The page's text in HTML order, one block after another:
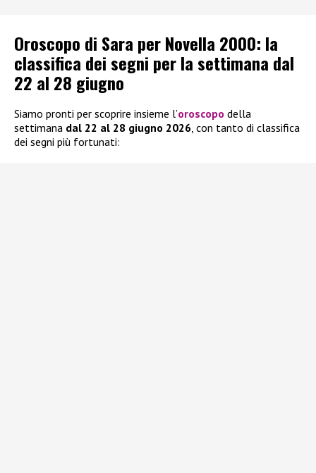
Oroscopo di Sara per Novella 2000: la
classifica dei segni per la settimana dal
22 al 28 giugno
Siamo pronti per scoprire insieme l’oroscopo della
settimana dal 22 al 28 giugno 2026, con tanto di classifica
dei segni più fortunati: